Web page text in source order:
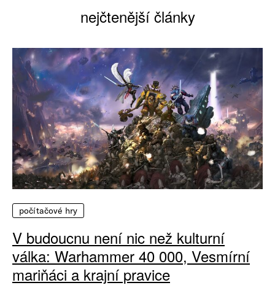
nejčtenější články
počítačové hry
V budoucnu není nic než kulturní
válka: Warhammer 40 000, Vesmírní
mariňáci a krajní pravice